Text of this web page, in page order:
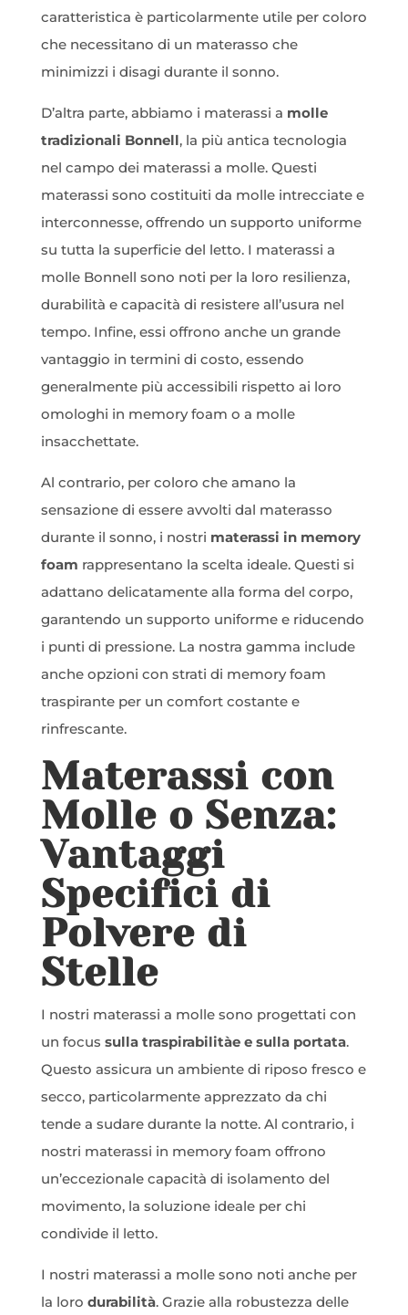
caratteristica è particolarmente utile per coloro
che necessitano di un materasso che
minimizzi i disagi durante il sonno.
D’altra parte, abbiamo i materassi a molle
tradizionali Bonnell, la più antica tecnologia
nel campo dei materassi a molle. Questi
materassi sono costituiti da molle intrecciate e
interconnesse, offrendo un supporto uniforme
su tutta la superficie del letto. I materassi a
molle Bonnell sono noti per la loro resilienza,
durabilità e capacità di resistere all’usura nel
tempo. Infine, essi offrono anche un grande
vantaggio in termini di costo, essendo
generalmente più accessibili rispetto ai loro
omologhi in memory foam o a molle
insacchettate.
Al contrario, per coloro che amano la
sensazione di essere avvolti dal materasso
durante il sonno, i nostri materassi in memory
foam rappresentano la scelta ideale. Questi si
adattano delicatamente alla forma del corpo,
garantendo un supporto uniforme e riducendo
i punti di pressione. La nostra gamma include
anche opzioni con strati di memory foam
traspirante per un comfort costante e
rinfrescante.
Materassi con
Molle o Senza:
Vantaggi
Specifici di
Polvere di
Stelle
I nostri materassi a molle sono progettati con
un focus sulla traspirabilitàe e sulla portata.
Questo assicura un ambiente di riposo fresco e
secco, particolarmente apprezzato da chi
tende a sudare durante la notte. Al contrario, i
nostri materassi in memory foam offrono
un’eccezionale capacità di isolamento del
movimento, la soluzione ideale per chi
condivide il letto.
I nostri materassi a molle sono noti anche per
la loro durabilità. Grazie alla robustezza delle